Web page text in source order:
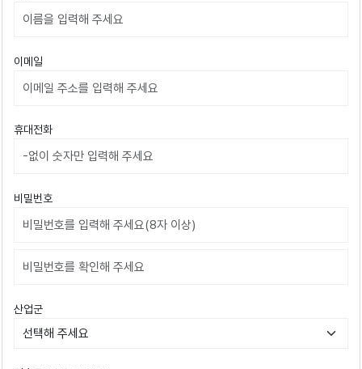
이메일
휴대전화
비밀번호
비밀번호확인
산업군